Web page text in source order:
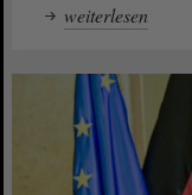
weiterlesen